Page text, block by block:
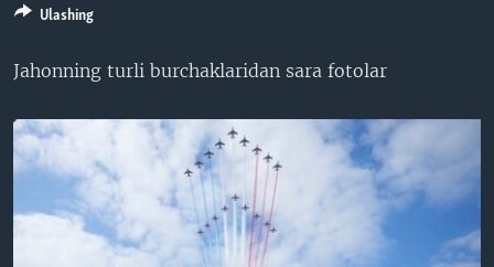
MULTIMEDIA
XALQARO HAYOT
VASHINGTON CHOYXONASI
MOBIL-SALOM!
FACEBOOK
INSTAGRAM
INGLIZ TILI DARSLARI
Learning English
Jahonning turli burchaklaridan sara fotolar
Ulashing